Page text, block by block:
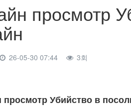
просмотр
26-05-30 07:44 3회
Убийство в